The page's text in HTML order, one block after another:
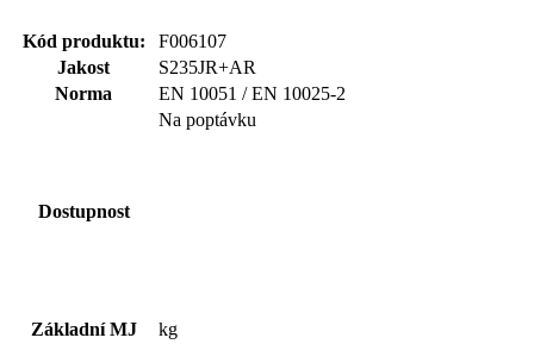
Kód produktu:
F006107
Jakost
S235JR+AR
Norma
EN 10051 / EN 10025-2
Dostupnost
Na poptávku
Základní MJ
kg